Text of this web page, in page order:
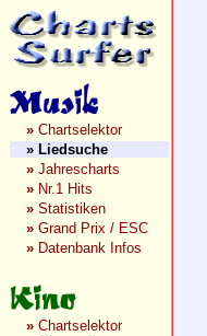
» Chartselektor
» Liedsuche
» Jahrescharts
» Nr.1 Hits
» Statistiken
» Grand Prix / ESC
» Datenbank Infos
» Chartselektor